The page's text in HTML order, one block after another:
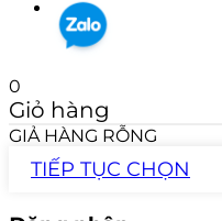
0
Giỏ hàng
GIẢ HÀNG RỖNG
TIẾP TỤC CHỌN